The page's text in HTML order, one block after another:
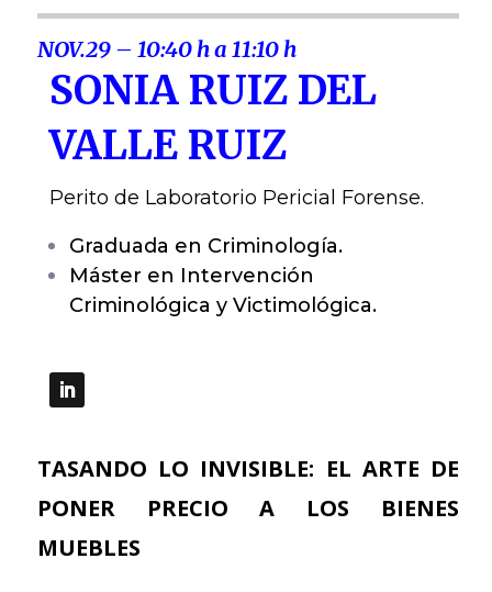
NOV.29 – 10:40 h a 11:10 h
SONIA RUIZ DEL
VALLE RUIZ
Perito de Laboratorio Pericial Forense.
Graduada en Criminología.
Máster en Intervención
Criminológica y Victimológica.
TASANDO LO INVISIBLE: EL ARTE DE
PONER PRECIO A LOS BIENES
MUEBLES